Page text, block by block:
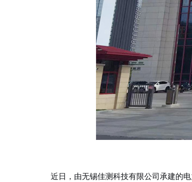
近日，由无锡佳测科技有限公司承建的电